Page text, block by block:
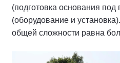
(подготовка основания
(оборудование и
общей сложности равна